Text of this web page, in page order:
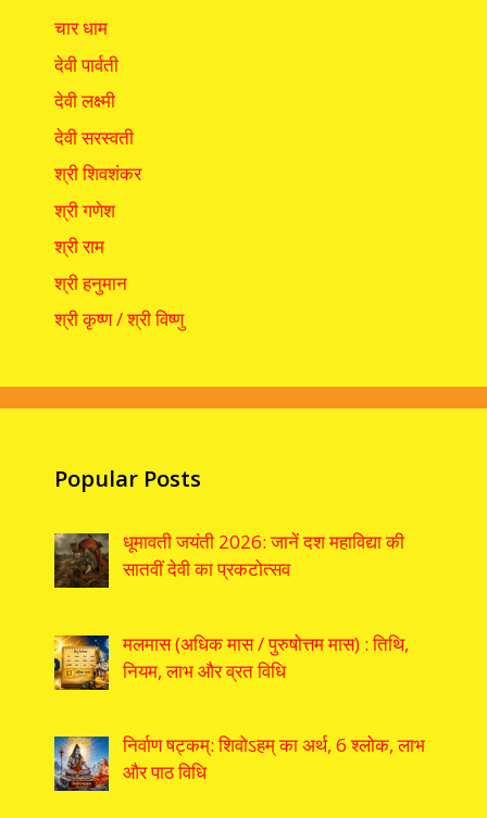
चार धाम
देवी पार्वती
देवी लक्ष्मी
देवी सरस्वती
श्री शिवशंकर
श्री गणेश
श्री राम
श्री हनुमान
श्री कृष्ण / श्री विष्णु
Popular Posts
धूमावती जयंती 2026: जानें दश महाविद्या की
सातवीं देवी का प्रकटोत्सव
मलमास (अधिक मास / पुरुषोत्तम मास) : तिथि,
नियम, लाभ और व्रत विधि
निर्वाण षट्कम्: शिवोऽहम् का अर्थ, 6 श्लोक, लाभ
और पाठ विधि